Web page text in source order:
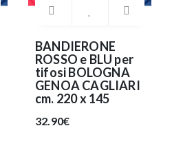
BANDIERONE
ROSSO e BLU per
tifosi BOLOGNA
GENOA CAGLIARI
cm. 220 x 145
32.90€